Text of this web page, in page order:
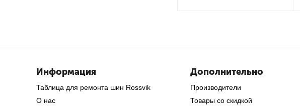
Информация
Таблица для ремонта шин Rossvik
О нас
Дополнительно
Производители
Товары со скидкой